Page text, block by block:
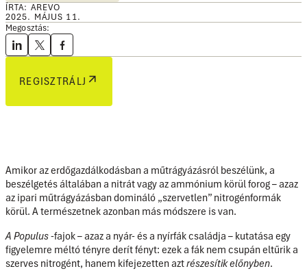
ÍRTA: AREVO
2025. MÁJUS 11.
Megosztás:
REGISZTRÁLJ
Amikor az erdőgazdálkodásban a műtrágyázásról beszélünk, a
beszélgetés általában a nitrát vagy az ammónium körül forog – azaz
az ipari műtrágyázásban domináló „szervetlen” nitrogénformák
körül. A természetnek azonban más módszere is van.
A Populus-fajok – azaz a nyár- és a nyírfák családja – kutatása egy
figyelemre méltó tényre derít fényt: ezek a fák nem csupán eltűrik a
szerves nitrogént, hanem kifejezetten aztrészesítik előnyben.